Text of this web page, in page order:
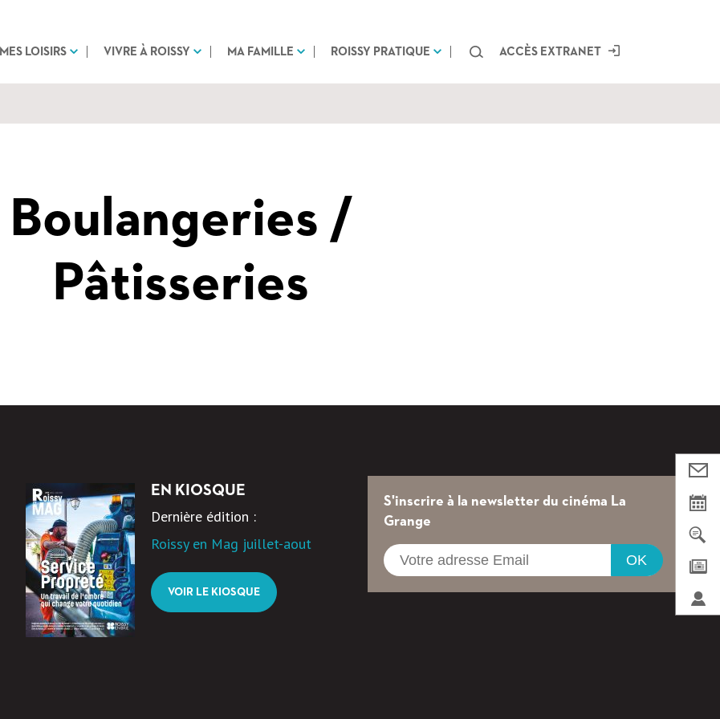
MES LOISIRS VIVRE À ROISSY MA FAMILLE ROISSY PRATIQUE ChercherACCÈS EXTRANET
Nous
Login
/
Boulangeries /
Pâtisseries
EN KIOSQUE
Dernière édition :
Roissy en Mag juillet-aout
VOIR LE KIOSQUE
S'inscrire à la newsletter du cinéma La
Grange
OK